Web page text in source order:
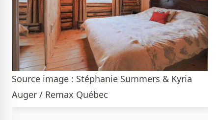
Source image : Stéphanie Summers & Kyria
Auger / Remax Québec